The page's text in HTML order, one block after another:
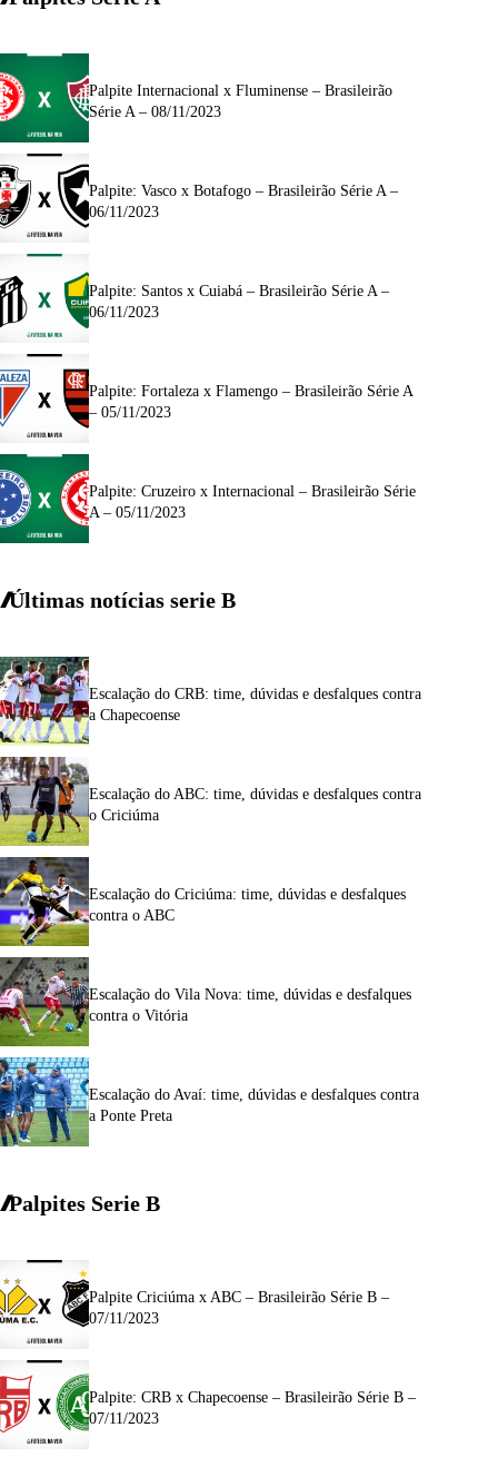
Palpite Internacional x Fluminense – Brasileirão
Série A – 08/11/2023
Palpite: Vasco x Botafogo – Brasileirão Série A –
06/11/2023
Palpite: Santos x Cuiabá – Brasileirão Série A –
06/11/2023
Palpite: Fortaleza x Flamengo – Brasileirão Série A
– 05/11/2023
Palpite: Cruzeiro x Internacional – Brasileirão Série
A – 05/11/2023
Últimas notícias serie B
Escalação do CRB: time, dúvidas e desfalques contra
a Chapecoense
Escalação do ABC: time, dúvidas e desfalques contra
o Criciúma
Escalação do Criciúma: time, dúvidas e desfalques
contra o ABC
Escalação do Vila Nova: time, dúvidas e desfalques
contra o Vitória
Escalação do Avaí: time, dúvidas e desfalques contra
a Ponte Preta
Palpites Serie B
Palpite Criciúma x ABC – Brasileirão Série B –
07/11/2023
Palpite: CRB x Chapecoense – Brasileirão Série B –
07/11/2023